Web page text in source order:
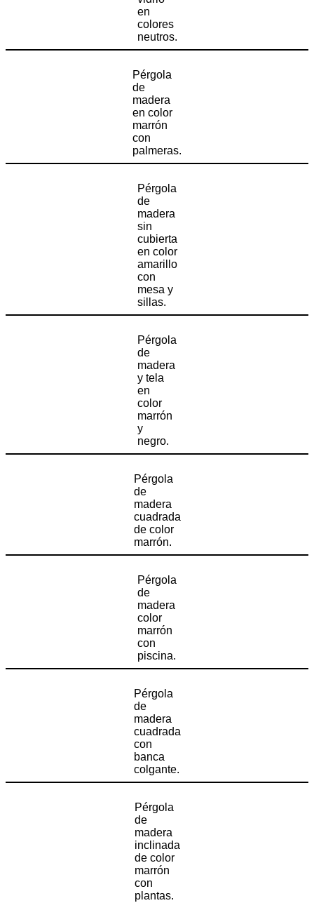
en
colores
neutros.
Pérgola
de
madera
en color
marrón
con
palmeras.
Pérgola
de
madera
sin
cubierta
en color
amarillo
con
mesa y
sillas.
Pérgola
de
madera
y tela
en
color
marrón
y
negro.
Pérgola
de
madera
cuadrada
de color
marrón.
Pérgola
de
madera
color
marrón
con
piscina.
Pérgola
de
madera
cuadrada
con
banca
colgante.
Pérgola
de
madera
inclinada
de color
marrón
con
plantas.